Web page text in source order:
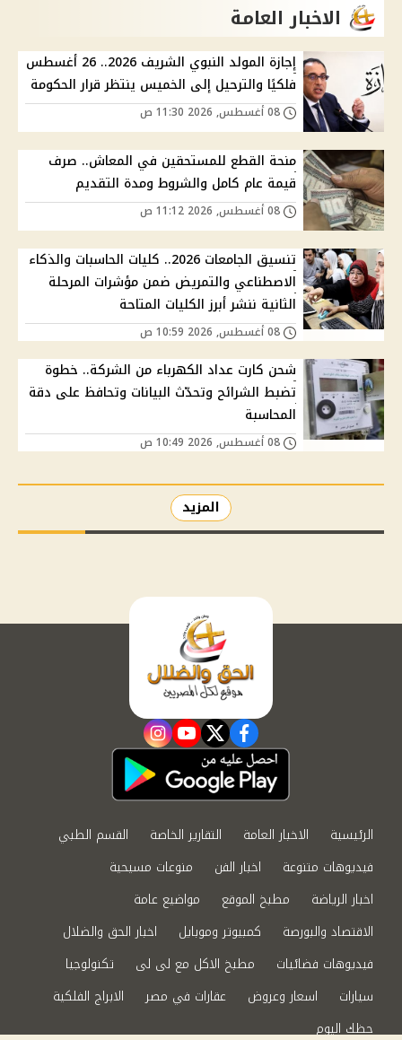
الاخبار العامة
إجازة المولد النبوي الشريف 2026.. 26 أغسطس
فلكيًا والترحيل إلى الخميس ينتظر قرار الحكومة
منحة القطع للمستحقين في المعاش.. صرف
قيمة عام كامل والشروط ومدة التقديم
تنسيق الجامعات 2026.. كليات الحاسبات والذكاء
الاصطناعي والتمريض ضمن مؤشرات المرحلة
الثانية ننشر أبرز الكليات المتاحة
شحن كارت عداد الكهرباء من الشركة.. خطوة
تضبط الشرائح وتحدّث البيانات وتحافظ على دقة
المحاسبة
المزيد
facebook
twitter
youtube
instagram
الرئيسية الاخبار العامة التقارير الخاصة
القسم الطبي
فيديوهات متنوعة
اخبار الفن
منوعات مسيحية
اخبار الرياضة
مطبخ الموقع
مواضيع عامة
الاقتصاد والبورصة
كمبيوتر وموبايل
اخبار الحق والضلال
فيديوهات فضائيات
مطبخ الاكل مع لى لى
تكنولوجيا
سيارات
اسعار وعروض عقارات في مصر
الابراج الفلكية
حظك اليوم